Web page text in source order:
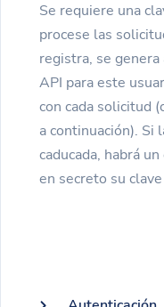
Se requiere una
procese las
registra, se
API para este
con cada solicitud
a continuación). Si
caducada, habrá
en secreto su